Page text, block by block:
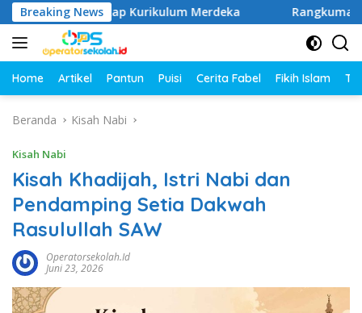
Langsung
ke
konten
Breaking News
Lengkap Kurikulum Merdeka Rangkuman Materi
Home Artikel Pantun Puisi Cerita Fabel Fikih Islam
Beranda Kisah Nabi
Kisah Nabi
Kisah Khadijah, Istri Nabi dan
Pendamping Setia Dakwah
Rasulullah SAW
Operatorsekolah.id
Juni 23, 2026